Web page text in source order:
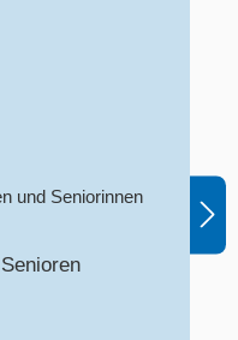
und Seniorinnen